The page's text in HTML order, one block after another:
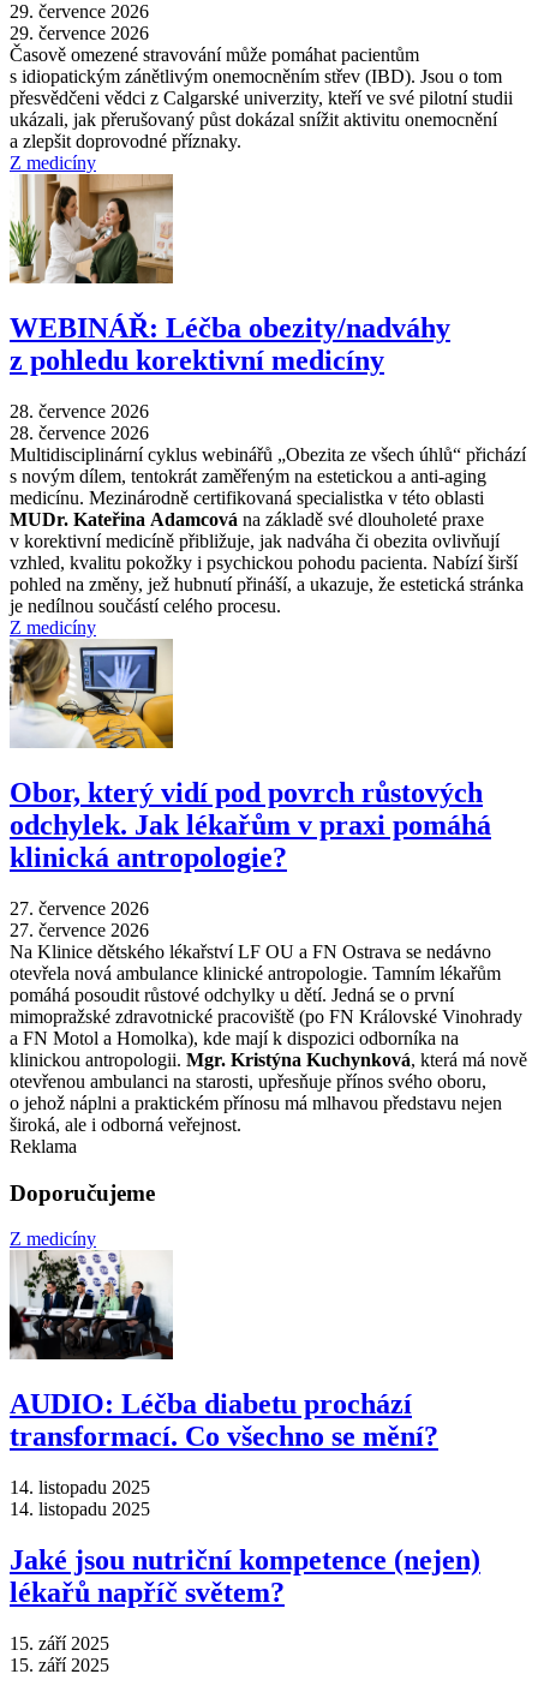
29. července 2026
29. července 2026
Časově omezené stravování může pomáhat pacientům
s idiopatickým zánětlivým onemocněním střev (IBD). Jsou o tom
přesvědčeni vědci z Calgarské univerzity, kteří ve své pilotní studii
ukázali, jak přerušovaný půst dokázal snížit aktivitu onemocnění
a zlepšit doprovodné příznaky.
Z medicíny
WEBINÁŘ: Léčba obezity/nadváhy
z pohledu korektivní medicíny
28. července 2026
28. července 2026
Multidisciplinární cyklus webinářů „Obezita ze všech úhlů“ přichází
s novým dílem, tentokrát zaměřeným na estetickou a anti-aging
medicínu. Mezinárodně certifikovaná specialistka v této oblasti
MUDr. Kateřina Adamcová na základě své dlouholeté praxe
v korektivní medicíně přibližuje, jak nadváha či obezita ovlivňují
vzhled, kvalitu pokožky i psychickou pohodu pacienta. Nabízí širší
pohled na změny, jež hubnutí přináší, a ukazuje, že estetická stránka
je nedílnou součástí celého procesu.
Z medicíny
Obor, který vidí pod povrch růstových
odchylek. Jak lékařům v praxi pomáhá
klinická antropologie?
27. července 2026
27. července 2026
Na Klinice dětského lékařství LF OU a FN Ostrava se nedávno
otevřela nová ambulance klinické antropologie. Tamním lékařům
pomáhá posoudit růstové odchylky u dětí. Jedná se o první
mimopražské zdravotnické pracoviště (po FN Královské Vinohrady
a FN Motol a Homolka), kde mají k dispozici odborníka na
klinickou antropologii. Mgr. Kristýna Kuchynková, která má nově
otevřenou ambulanci na starosti, upřesňuje přínos svého oboru,
o jehož náplni a praktickém přínosu má mlhavou představu nejen
široká, ale i odborná veřejnost.
Reklama
Doporučujeme
Z medicíny
AUDIO: Léčba diabetu prochází
transformací. Co všechno se mění?
14. listopadu 2025
14. listopadu 2025
Jaké jsou nutriční kompetence (nejen)
lékařů napříč světem?
15. září 2025
15. září 2025